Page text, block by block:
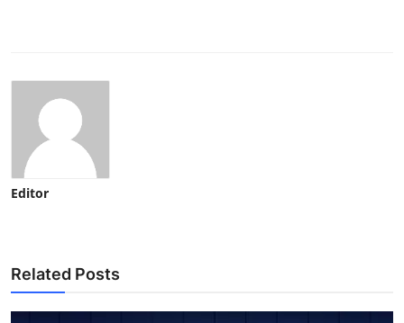
Editor
Related Posts